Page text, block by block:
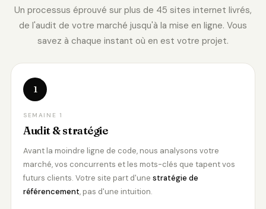
Un processus éprouvé sur plus de 45 sites internet livrés,
de l'audit de votre marché jusqu'à la mise en ligne. Vous
savez à chaque instant où en est votre projet.
1
SEMAINE 1
Audit & stratégie
Avant la moindre ligne de code, nous analysons votre
marché, vos concurrents et les mots-clés que tapent vos
futurs clients. Votre site part d'une stratégie de
référencement, pas d'une intuition.